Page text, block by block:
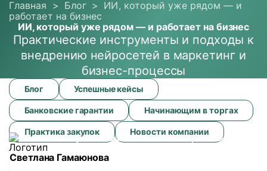
БизнесуАгентам и
О
БлогПроекты
Главная > Блог > ИИ, который уже рядом — и
работает на бизнес
ИИ, который уже рядом — и работает на бизнес
Практические инструменты и подходы к
внедрению нейросетей в маркетинг и
бизнес-процессы
ИИ,
который
уже
рядом
—
и
работает
на
Блог Успешные кейсы
Банковские гарантии Начинающим в торгах
Практика закупок Новости компании
Светлана Гамаюнова